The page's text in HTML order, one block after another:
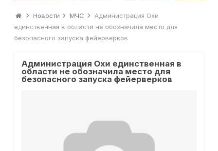
Новости МЧС
Администрация Охи
единственная в области не обозначила место для
безопасного запуска фейерверков
Администрация Охи единственная в
области не обозначила место для
безопасного запуска фейерверков